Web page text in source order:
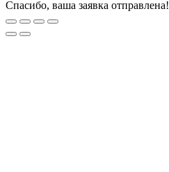
Спасибо, ваша заявка отправлена!